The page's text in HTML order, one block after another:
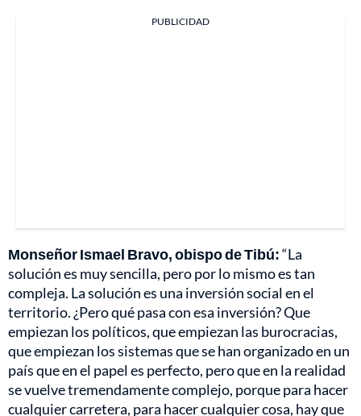
PUBLICIDAD
Monseñor Ismael Bravo, obispo de Tibú:“La
solución es muy sencilla, pero por lo mismo es tan
compleja. La solución es una inversión social en el
territorio. ¿Pero qué pasa con esa inversión? Que
empiezan los políticos, que empiezan las burocracias,
que empiezan los sistemas que se han organizado en un
país que en el papel es perfecto, pero que en la realidad
se vuelve tremendamente complejo, porque para hacer
cualquier carretera, para hacer cualquier cosa, hay que